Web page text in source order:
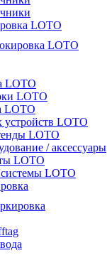
LOTO
LOTO
LOTO
LOTO
LOTO
LOTO
LOTO
/ аксессуары
LOTO
LOTO